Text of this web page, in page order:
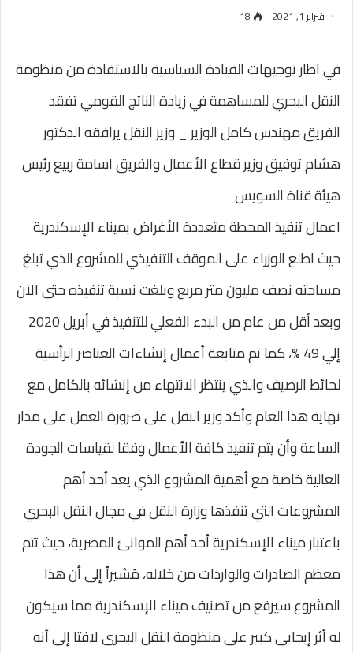
فبراير 1, 2021 18
في اطار توجيهات القيادة السياسية بالاستفادة من منظومة
النقل البحري للمساهمة في زيادة الناتج القومي تفقد
الفريق مهندس كامل الوزير _ وزير النقل يرافقه الدكتور
هشام توفيق وزير قطاع الأعمال والفريق اسامة ربيع رئيس
هيئة قناة السويس
اعمال تنفيذ المحطة متعددة الأغراض بميناء الإسكندرية
حيث اطلع الوزراء على الموقف التنفيذي للمشروع الذي تبلغ
مساحته نصف مليون متر مربع وبلغت نسبة تنفيذه حتى الآن
وبعد أقل من عام من البدء الفعلي للتنفيذ في أبريل 2020
إلي 49 %، كما تم متابعة أعمال إنشاءات العناصر الرأسية
لحائط الرصيف والذي ينتظر الانتهاء من إنشائه بالكامل مع
نهاية هذا العام وأكد وزير النقل على ضرورة العمل على مدار
الساعة وأن يتم تنفيذ كافة الأعمال وفقا لقياسات الجودة
العالية خاصة مع أهمية المشروع الذي يعد أحد أهم
المشروعات التي تنفذها وزارة النقل في مجال النقل البحري
باعتبار ميناء الإسكندرية أحد أهم الموانئ المصرية، حيث تتم
معظم الصادرات والواردات من خلاله، مُشيراً إلى أن هذا
المشروع سيرفع من تصنيف ميناء الإسكندرية مما سيكون
له أثر إيجابى كبير على منظومة النقل البحرى لافتا إلى أنه